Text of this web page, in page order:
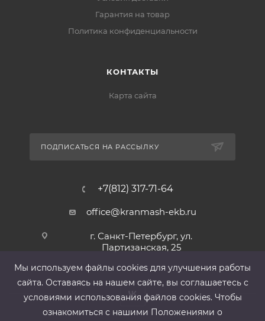
Гарантия на товар
Политика конфиденциальности
КОНТАКТЫ
Карта сайта
ПОДПИСАТЬСЯ НА РАССЫЛКУ
+7(812) 317-71-64
office@kranmash-ekb.ru
г. Санкт-Петербург, ул.
Партизанская, 25
Мы используем файлы cооkies для улучшения работы
сайта. Оставаясь на нашем сайте, вы соглашаетесь с
условиями использования файлов cооkies. Чтобы
ознакомиться с нашими Положениями о